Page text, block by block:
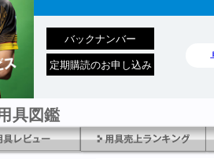
バックナンバー
定期購読のお申し込み
具図鑑